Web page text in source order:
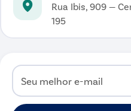
Rua Ibis, 909 —
195
Seu melhor e-mail